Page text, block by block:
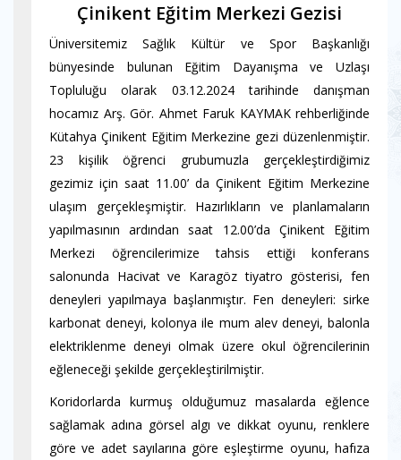
Çinikent Eğitim Merkezi Gezisi
Üniversitemiz Sağlık Kültür ve Spor Başkanlığı
bünyesinde bulunan Eğitim Dayanışma ve Uzlaşı
Topluluğu olarak 03.12.2024 tarihinde danışman
hocamız Arş. Gör. Ahmet Faruk KAYMAK rehberliğinde
Kütahya Çinikent Eğitim Merkezine gezi düzenlenmiştir.
23 kişilik öğrenci grubumuzla gerçekleştirdiğimiz
gezimiz için saat 11.00’ da Çinikent Eğitim Merkezine
ulaşım gerçekleşmiştir. Hazırlıkların ve planlamaların
yapılmasının ardından saat 12.00’da Çinikent Eğitim
Merkezi öğrencilerimize tahsis ettiği konferans
salonunda Hacivat ve Karagöz tiyatro gösterisi, fen
deneyleri yapılmaya başlanmıştır. Fen deneyleri: sirke
karbonat deneyi, kolonya ile mum alev deneyi, balonla
elektriklenme deneyi olmak üzere okul öğrencilerinin
eğleneceği şekilde gerçekleştirilmiştir.
Koridorlarda kurmuş olduğumuz masalarda eğlence
sağlamak adına görsel algı ve dikkat oyunu, renklere
göre ve adet sayılarına göre eşleştirme oyunu, hafıza